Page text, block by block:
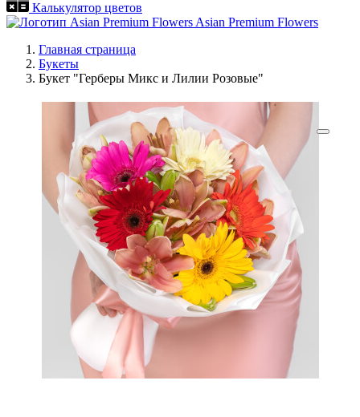
Калькулятор цветов
Asian Premium Flowers
Главная страница
Букеты
Букет "Герберы Микс и Лилии Розовые"